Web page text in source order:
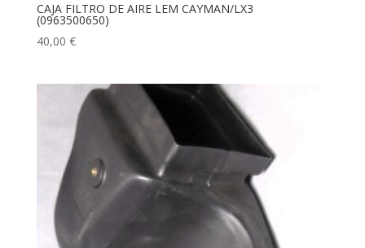
CAJA FILTRO DE AIRE LEM CAYMAN/LX3
(0963500650)
40,00 €